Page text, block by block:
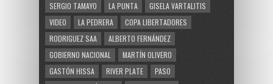
SERGIO TAMAYO
LA PUNTA
GISELA VARTALITIS
VIDEO
LA PEDRERA
COPA LIBERTADORES
RODRIGUEZ SAA
ALBERTO FERNÁNDEZ
GOBIERNO NACIONAL
MARTÍN OLIVERO
GASTÓN HISSA
RIVER PLATE
PASO